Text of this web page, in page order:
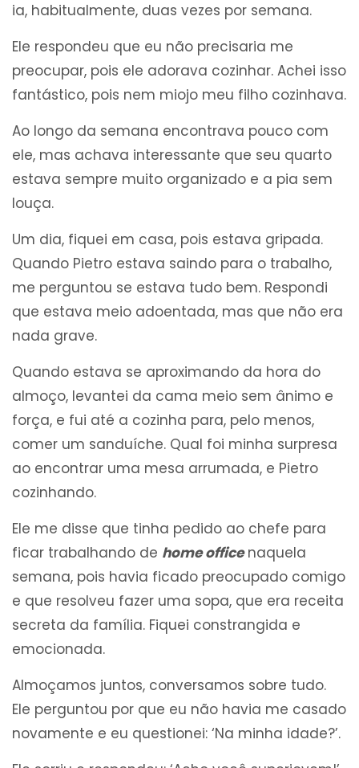
ia, habitualmente, duas vezes por semana.
Ele respondeu que eu não precisaria me
preocupar, pois ele adorava cozinhar. Achei isso
fantástico, pois nem miojo meu filho cozinhava.
Ao longo da semana encontrava pouco com
ele, mas achava interessante que seu quarto
estava sempre muito organizado e a pia sem
louça.
Um dia, fiquei em casa, pois estava gripada.
Quando Pietro estava saindo para o trabalho,
me perguntou se estava tudo bem. Respondi
que estava meio adoentada, mas que não era
nada grave.
Quando estava se aproximando da hora do
almoço, levantei da cama meio sem ânimo e
força, e fui até a cozinha para, pelo menos,
comer um sanduíche. Qual foi minha surpresa
ao encontrar uma mesa arrumada, e Pietro
cozinhando.
Ele me disse que tinha pedido ao chefe para
ficar trabalhando de home officenaquela
semana, pois havia ficado preocupado comigo
e que resolveu fazer uma sopa, que era receita
secreta da família. Fiquei constrangida e
emocionada.
Almoçamos juntos, conversamos sobre tudo.
Ele perguntou por que eu não havia me casado
novamente e eu questionei: ‘Na minha idade?’.